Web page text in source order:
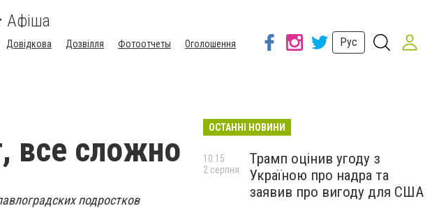
Афіша
Довідкова Дозвілля Фотоотчеты
Оголошення
Рус
все сложно
подростков
ОСТАННІ НОВИНИ
Трамп оцінив угоду з
Україною про надра та
заявив про вигоду для США
10:15
2 серпня